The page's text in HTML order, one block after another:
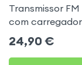
Transmissor
com
isqueiro USB /
Preto para
24,90 €